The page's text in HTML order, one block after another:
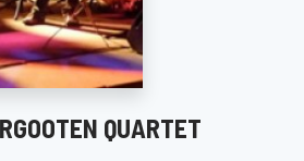
QUARTET